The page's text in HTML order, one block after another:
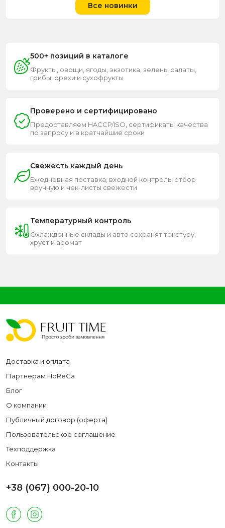
Все новинки
500+ позиций в каталоге
Фрукты, овощи, ягоды, экзотика, зелень, салаты,
грибы, орехи и сухофрукты
Проверено и сертифицировано
Предоставляем HACCP/ISO, сертификаты качества
по запросу и в кратчайшие сроки
Свежесть каждый день
Ежедневная поставка, входной контроль, отбор
вручную и чек-листы свежести
Температурный контроль
Охлажденные склады и авто сохранят текстуру,
хруст и аромат
Доставка и оплата
Партнерам HoReCa
Блог
О компании
Публичный договор (оферта)
Пользовательское соглашение
Техподдержка
Контакты
+38 (067) 000-20-10